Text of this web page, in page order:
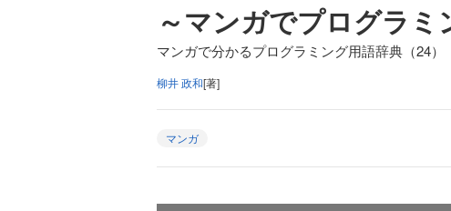
～マンガでプログラミ
マンガで分かるプログラミング用語辞典（24）
柳井 政和[著]
マンガ